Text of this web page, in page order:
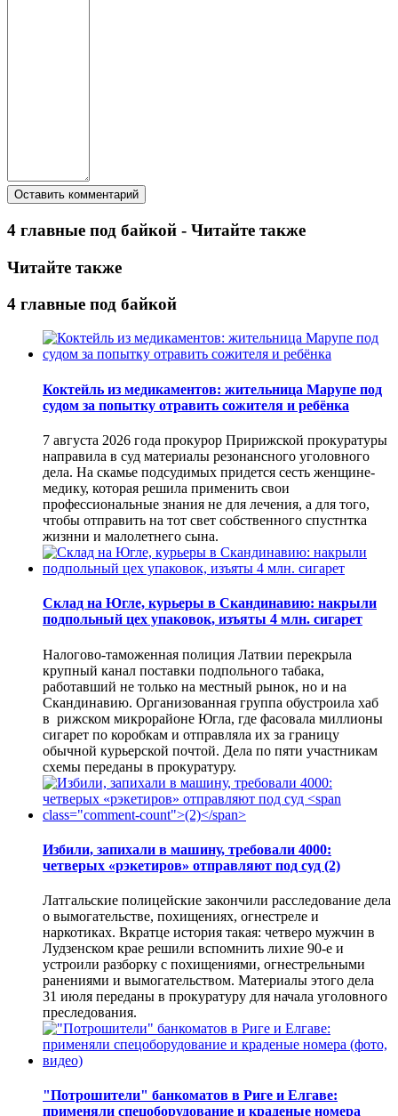
4 главные под байкой - Читайте также
Читайте также
4 главные под байкой
Коктейль из медикаментов: жительница Марупе под
судом за попытку отравить сожителя и ребёнка
7 августа 2026 года прокурор Пририжской прокуратуры
направила в суд материалы резонансного уголовного
дела. На скамье подсудимых придется сесть женщине-
медику, которая решила применить свои
профессиональные знания не для лечения, а для того,
чтобы отправить на тот свет собственного спустнтка
жизнни и малолетнего сына.
Склад на Югле, курьеры в Скандинавию: накрыли
подпольный цех упаковок, изъяты 4 млн. сигарет
Налогово-таможенная полиция Латвии перекрыла
крупный канал поставки подпольного табака,
работавший не только на местный рынок, но и на
Скандинавию. Организованная группа обустроила хаб
в рижском микрорайоне Югла, где фасовала миллионы
сигарет по коробкам и отправляла их за границу
обычной курьерской почтой. Дела по пяти участникам
схемы переданы в прокуратуру.
Избили, запихали в машину, требовали 4000:
четверых «рэкетиров» отправляют под суд (2)
Латгальские полицейские закончили расследование дела
о вымогательстве, похищениях, огнестреле и
наркотиках. Вкратце история такая: четверо мужчин в
Лудзенском крае решили вспомнить лихие 90-е и
устроили разборку с похищениями, огнестрельными
ранениями и вымогательством. Материалы этого дела
31 июля переданы в прокуратуру для начала уголовного
преследования.
"Потрошители" банкоматов в Риге и Елгаве:
применяли спецоборудование и краденые номера